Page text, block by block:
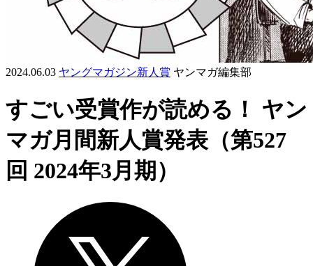
2024.06.03 ヤングマガジン新人賞 ヤンマガ編集部
すごい受賞作が読める！ ヤン
マガ月間新人賞発表（第527
回 2024年3月期）